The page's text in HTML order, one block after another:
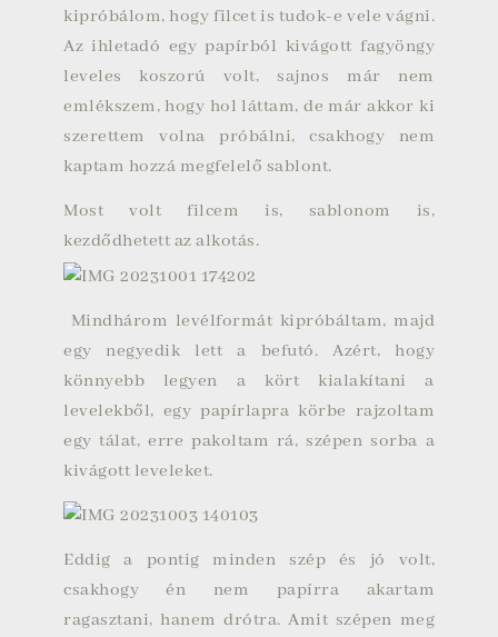
kipróbálom, hogy filcet is tudok-e vele vágni.
Az ihletadó egy papírból kivágott fagyöngy
leveles koszorú volt, sajnos már nem
emlékszem, hogy hol láttam, de már akkor ki
szerettem volna próbálni, csakhogy nem
kaptam hozzá megfelelő sablont.
Most volt filcem is, sablonom is,
kezdődhetett az alkotás.
Mindhárom levélformát kipróbáltam, majd
egy negyedik lett a befutó. Azért, hogy
könnyebb legyen a kört kialakítani a
levelekből, egy papírlapra körbe rajzoltam
egy tálat, erre pakoltam rá, szépen sorba a
kivágott leveleket.
Eddig a pontig minden szép és jó volt,
csakhogy én nem papírra akartam
ragasztani, hanem drótra. Amit szépen meg